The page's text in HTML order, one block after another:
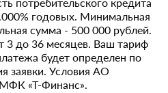
годовых. Минимальная
сумма - 500 000 рублей.
3 до 36 месяцев. Ваш тариф
будет определен по
заявки. Условия АО
«Т-Финанс».